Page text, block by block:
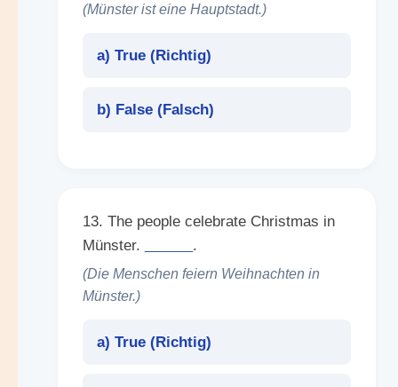
(Münster ist eine Hauptstadt.)
a) True (Richtig)
b) False (Falsch)
13. The people celebrate Christmas in
Münster.
.
(Die Menschen feiern Weihnachten in
Münster.)
a) True (Richtig)